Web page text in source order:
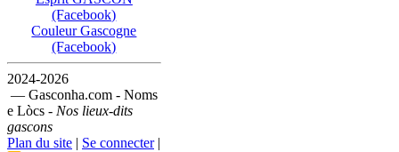
(Facebook)
Couleur Gascogne
(Facebook)
2024-2026
— Gasconha.com - Noms
e Lòcs - Nos lieux-dits
gascons
Plan du site | Se connecter|